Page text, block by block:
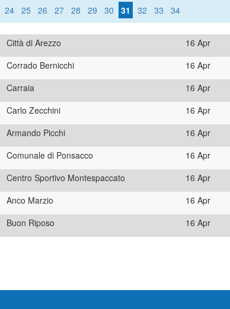
24 25 26 27 28 29 30 31 32 33 34
Città di Arezzo 16 Apr
Corrado Bernicchi 16 Apr
Carraia 16 Apr
Carlo Zecchini 16 Apr
Armando Picchi 16 Apr
Comunale di Ponsacco 16 Apr
Centro Sportivo Montespaccato 16 Apr
Anco Marzio 16 Apr
Buon Riposo 16 Apr